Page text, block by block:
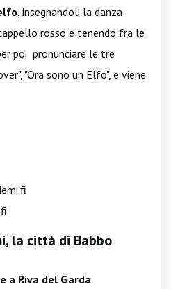
, insegnandoli la danza
rosso e tenendo fra le
poi pronunciare le tre
"Ora sono un Elfo", e viene
la città di Babbo
a Riva del Garda